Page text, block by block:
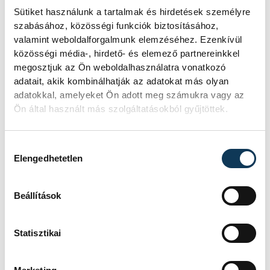
Sütiket használunk a tartalmak és hirdetések személyre
szabásához, közösségi funkciók biztosításához,
valamint weboldalforgalmunk elemzéséhez. Ezenkívül
közösségi média-, hirdető- és elemező partnereinkkel
megosztjuk az Ön weboldalhasználatra vonatkozó
adatait, akik kombinálhatják az adatokat más olyan
adatokkal, amelyeket Ön adott meg számukra vagy az
Ön által használt más szolgáltatásokból gyűjtöttek.
Elengedhetetlen
Beállítások
Statisztikai
KULTÚRA
Megújult a veszprémi
várnegyed
Kisszemináriuma, ahol
több évszázados
ősnyomtatványokat és
kódexeket őriznek majd
befalazott falfülke tanúskodik a
Kisszemináriumának gazdag
múltjáról. Az elmúlt években